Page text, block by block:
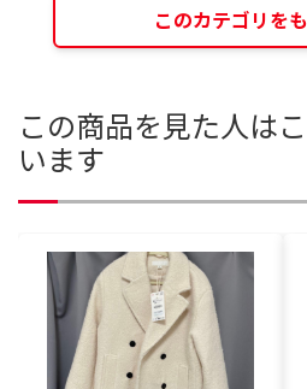
このカテゴリを
この商品を見た人は
います